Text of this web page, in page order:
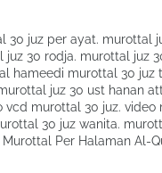
30 juz per ayat. murottal
30 rodja. murottal juz
hameedi murottal 30 juz
juz 30 ust hanan
murottal 30 juz. video
30 juz wanita.
Per Halaman Al-